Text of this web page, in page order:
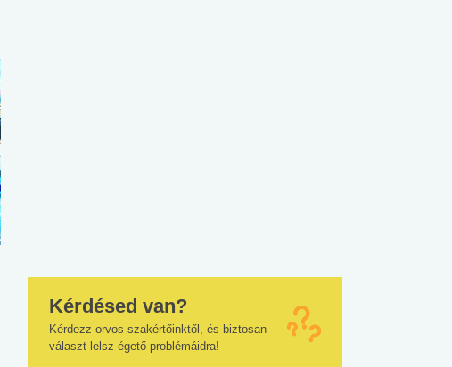
Kérdésed van?
Kérdezz orvos szakértőinktől, és biztosan
választ lelsz égető problémáidra!